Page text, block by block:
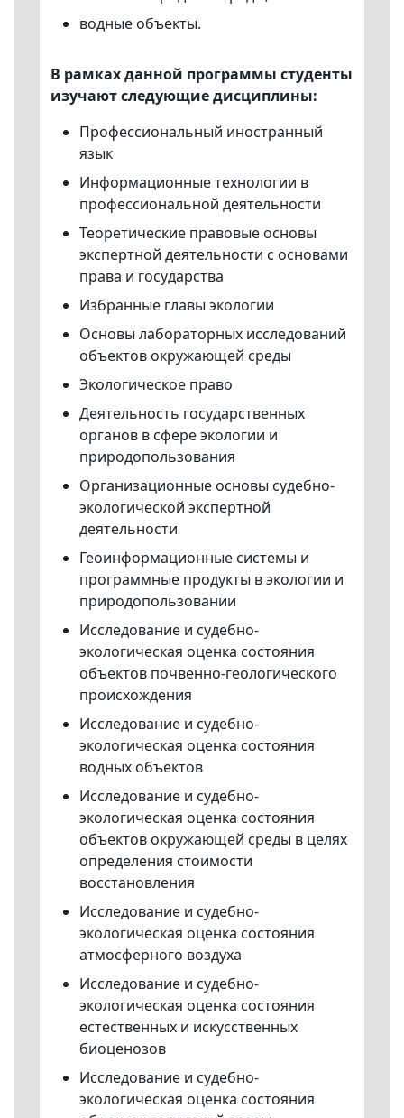
водные объекты.
В рамках данной программы студенты
изучают следующие дисциплины:
Профессиональный иностранный
язык
Информационные технологии в
профессиональной деятельности
Теоретические правовые основы
экспертной деятельности с основами
права и государства
Избранные главы экологии
Основы лабораторных исследований
объектов окружающей среды
Экологическое право
Деятельность государственных
органов в сфере экологии и
природопользования
Организационные основы судебно-
экологической экспертной
деятельности
Геоинформационные системы и
программные продукты в экологии и
природопользовании
Исследование и судебно-
экологическая оценка состояния
объектов почвенно-геологического
происхождения
Исследование и судебно-
экологическая оценка состояния
водных объектов
Исследование и судебно-
экологическая оценка состояния
объектов окружающей среды в целях
определения стоимости
восстановления
Исследование и судебно-
экологическая оценка состояния
атмосферного воздуха
Исследование и судебно-
экологическая оценка состояния
естественных и искусственных
биоценозов
Исследование и судебно-
экологическая оценка состояния